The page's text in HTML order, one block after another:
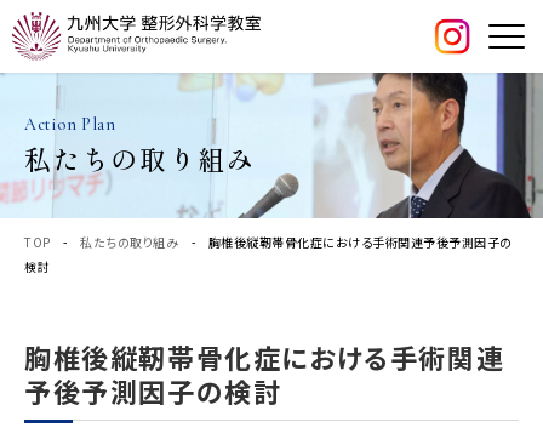
Action Plan
私たちの取り組み
TOP - 私たちの取り組み - 胸椎後縦靭帯骨化症における手術関連予後予測因子の
検討
胸椎後縦靭帯骨化症における手術関連
予後予測因子の検討